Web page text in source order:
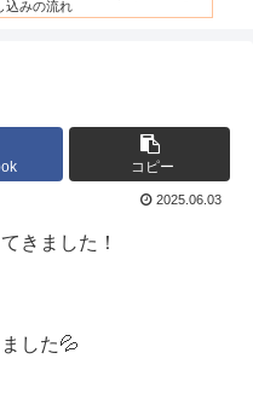
コピー
2025.06.03
きました！
した💦